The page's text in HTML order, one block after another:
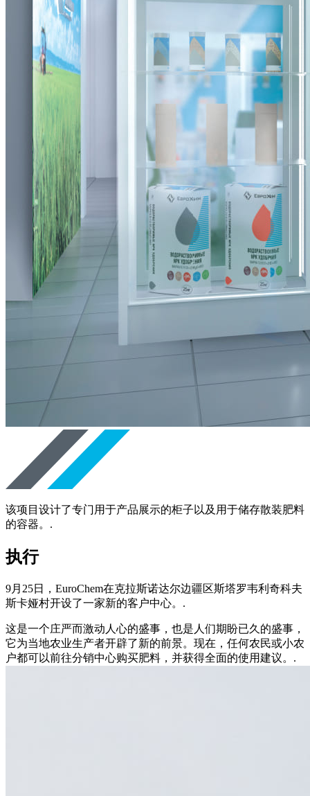
该项目设计了专门用于产品展示的柜子以及用于储存散装肥料
的容器。.
执行
9月25日，EuroChem在克拉斯诺达尔边疆区斯塔罗韦利奇科夫
斯卡娅村开设了一家新的客户中心。.
这是一个庄严而激动人心的盛事，也是人们期盼已久的盛事，
它为当地农业生产者开辟了新的前景。现在，任何农民或小农
户都可以前往分销中心购买肥料，并获得全面的使用建议。.